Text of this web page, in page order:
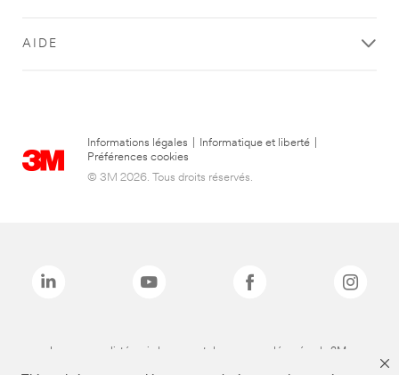
AIDE
Informations légales Informatique et liberté
Préférences cookies
© 3M 2026. Tous droits réservés.
Les marques listées ci-dessus sont des marques déposées de 3M.